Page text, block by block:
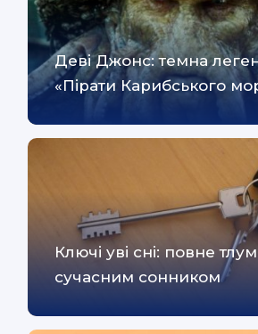
Деві Джонс: темна
«Пірати Карибського
Ключі уві сні: повне
сучасним сонником